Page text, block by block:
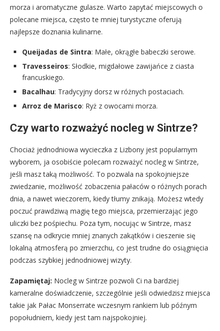
morza i aromatyczne gulasze. Warto zapytać miejscowych o
polecane miejsca, często te mniej turystyczne oferują
najlepsze doznania kulinarne.
Queijadas de Sintra: Małe, okrągłe babeczki serowe.
Travesseiros: Słodkie, migdałowe zawijańce z ciasta
francuskiego.
Bacalhau: Tradycyjny dorsz w różnych postaciach.
Arroz de Marisco: Ryż z owocami morza.
Czy warto rozważyć nocleg w Sintrze?
Chociaż jednodniowa wycieczka z Lizbony jest popularnym
wyborem, ja osobiście polecam rozważyć nocleg w Sintrze,
jeśli masz taką możliwość. To pozwala na spokojniejsze
zwiedzanie, możliwość zobaczenia pałaców o różnych porach
dnia, a nawet wieczorem, kiedy tłumy znikają. Możesz wtedy
poczuć prawdziwą magię tego miejsca, przemierzając jego
uliczki bez pośpiechu. Poza tym, nocując w Sintrze, masz
szansę na odkrycie mniej znanych zakątków i cieszenie się
lokalną atmosferą po zmierzchu, co jest trudne do osiągnięcia
podczas szybkiej jednodniowej wizyty.
Zapamiętaj: Nocleg w Sintrze pozwoli Ci na bardziej
kameralne doświadczenie, szczególnie jeśli odwiedzisz miejsca
takie jak Pałac Monserrate wczesnym rankiem lub późnym
popołudniem, kiedy jest tam najspokojniej.